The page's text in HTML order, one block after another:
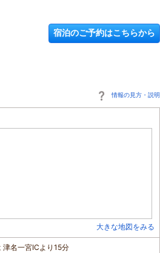
宿泊のご予約はこちらから
情報の見方・説明
大きな地図をみる
名一宮ICより15分